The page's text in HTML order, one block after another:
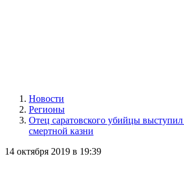
Новости
Регионы
Отец саратовского убийцы
смертной казни
14 октября 2019 в 19:39